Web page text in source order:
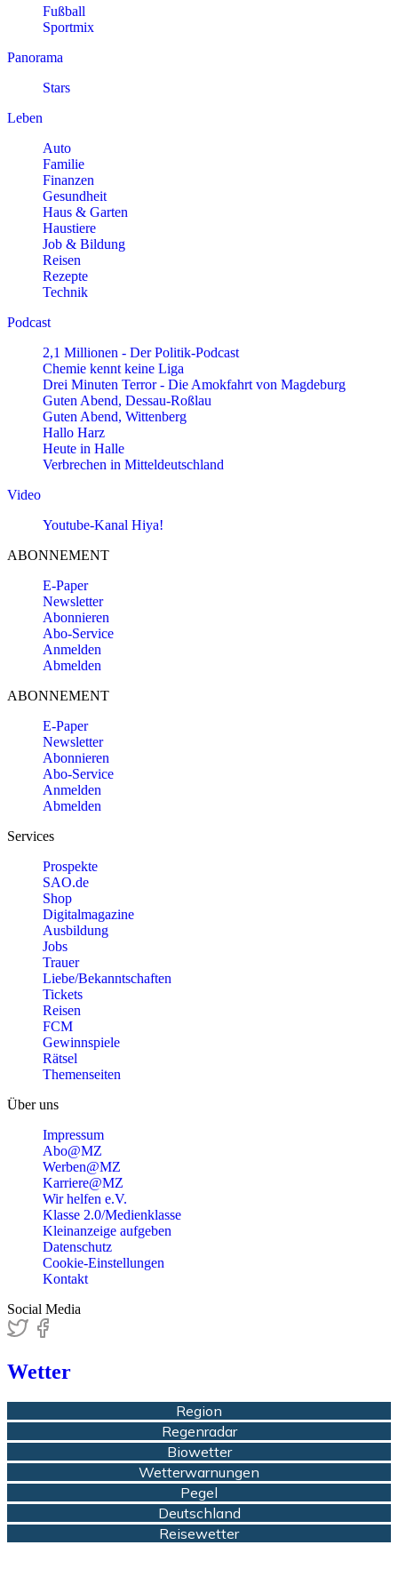
Fußball
Sportmix
Panorama
Stars
Leben
Auto
Familie
Finanzen
Gesundheit
Haus & Garten
Haustiere
Job & Bildung
Reisen
Rezepte
Technik
Podcast
2,1 Millionen - Der Politik-Podcast
Chemie kennt keine Liga
Drei Minuten Terror - Die Amokfahrt von Magdeburg
Guten Abend, Dessau-Roßlau
Guten Abend, Wittenberg
Hallo Harz
Heute in Halle
Verbrechen in Mitteldeutschland
Video
Youtube-Kanal Hiya!
ABONNEMENT
E-Paper
Newsletter
Abonnieren
Abo-Service
Anmelden
Abmelden
ABONNEMENT
E-Paper
Newsletter
Abonnieren
Abo-Service
Anmelden
Abmelden
Services
Prospekte
SAO.de
Shop
Digitalmagazine
Ausbildung
Jobs
Trauer
Liebe/Bekanntschaften
Tickets
Reisen
FCM
Gewinnspiele
Rätsel
Themenseiten
Über uns
Impressum
Abo@MZ
Werben@MZ
Karriere@MZ
Wir helfen e.V.
Klasse 2.0/Medienklasse
Kleinanzeige aufgeben
Datenschutz
Cookie-Einstellungen
Kontakt
Social Media
Wetter
Region
Regenradar
Biowetter
Wetterwarnungen
Pegel
Deutschland
Reisewetter